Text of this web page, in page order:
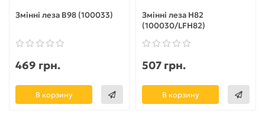
Змінні леза B98 (100033)
469 грн.
В корзину
Змінні леза H82
(100030/LFH82)
507 грн.
В корзину